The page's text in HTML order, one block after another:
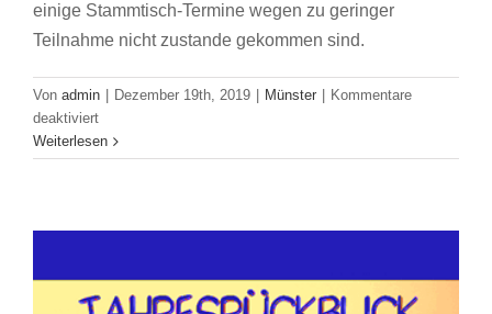
einige Stammtisch-Termine wegen zu geringer
Teilnahme nicht zustande gekommen sind.
Von admin Dezember 19th, 2019 Münster
Kommentare
deaktiviertfür
Jahresrückblick
der
Weiterlesen
Jahresrückblick I
JVM Städtegruppen Köln-Bonn
Münster
Niedersachsen